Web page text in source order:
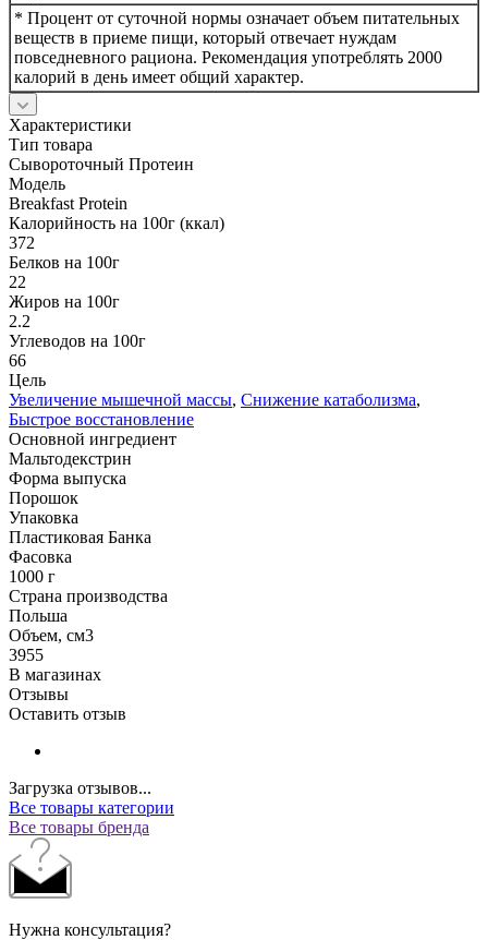
* Процент от суточной нормы означает объем питательных
веществ в приеме пищи, который отвечает нуждам
повседневного рациона. Рекомендация употреблять 2000
калорий в день имеет общий характер.
Характеристики
Тип товара
Сывороточный Протеин
Модель
Breakfast Protein
Калорийность на 100г (ккал)
372
Белков на 100г
22
Жиров на 100г
2.2
Углеводов на 100г
66
Цель
Увеличение мышечной массы, Снижение катаболизма,
Быстрое восстановление
Основной ингредиент
Мальтодекстрин
Форма выпуска
Порошок
Упаковка
Пластиковая Банка
Фасовка
1000 г
Страна производства
Польша
Объем, см3
3955
В магазинах
Отзывы
Оставить отзыв
Загрузка отзывов...
Все товары категории
Все товары бренда
Нужна консультация?